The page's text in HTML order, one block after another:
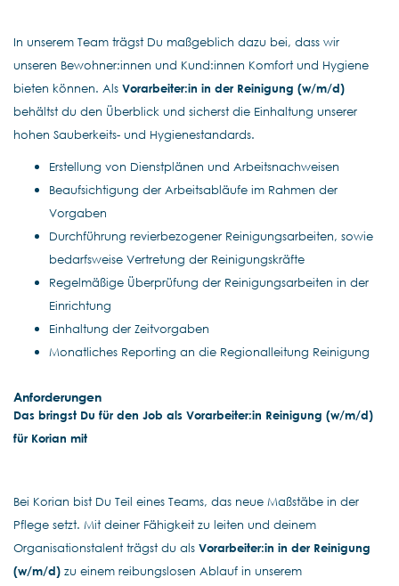
In unserem Team trägst Du maßgeblich dazu bei, dass wir
unseren Bewohner:innen und Kund:innen Komfort und Hygiene
bieten können. Als Vorarbeiter:in in der Reinigung (w/m/d)
behältst du den Überblick und sicherst die Einhaltung unserer
hohen Sauberkeits- und Hygienestandards.
Erstellung von Dienstplänen und Arbeitsnachweisen
Beaufsichtigung der Arbeitsabläufe im Rahmen der
Vorgaben
Durchführung revierbezogener Reinigungsarbeiten, sowie
bedarfsweise Vertretung der Reinigungskräfte
Regelmäßige Überprüfung der Reinigungsarbeiten in der
Einrichtung
Einhaltung der Zeitvorgaben
Monatliches Reporting an die Regionalleitung Reinigung
Anforderungen
Das bringst Du für den Job als Vorarbeiter:in Reinigung (w/m/d)
für Korian mit
Bei Korian bist Du Teil eines Teams, das neue Maßstäbe in der
Pflege setzt. Mit deiner Fähigkeit zu leiten und deinem
Organisationstalent trägst du als Vorarbeiter:in in der Reinigung
(w/m/d) zu einem reibungslosen Ablauf in unserem